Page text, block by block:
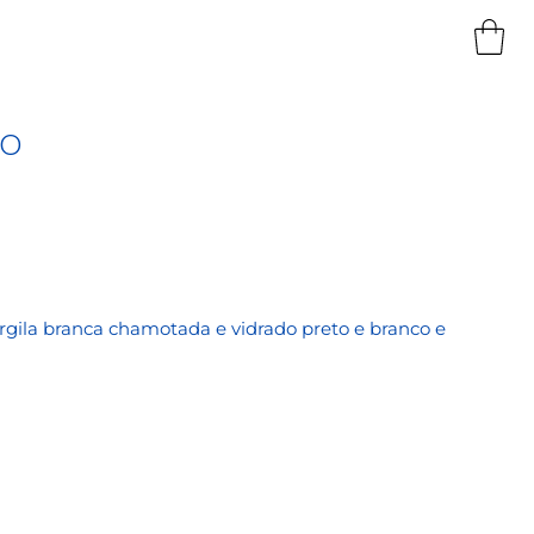
branca chamotada e vidrado preto e branco e